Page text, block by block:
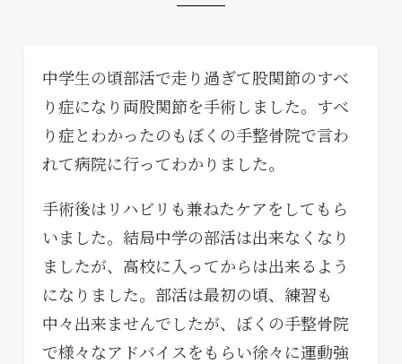
中学生の頃部活で走り過ぎて股関節のすべ
り症になり両股関節を手術しました。すべ
り症とわかったのもぼくの手整骨院で言わ
れて病院に行ってわかりました。
手術後はリハビリも兼ねたケアをしてもら
いました。結局中学の部活は出来なくなり
ましたが、高校に入ってからは出来るよう
になりました。部活は最初の頃、練習も
中々出来ませんでしたが、ぼくの手整骨院
で様々なアドバイスをもらい徐々に運動強